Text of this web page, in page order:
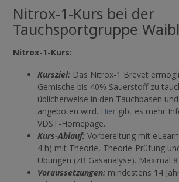
Nitrox-1-Kurs bei der
Tauchsportgruppe
Nitrox-1-Kurs:
Kursziel: Das Nitrox-1 Brevet
Gemische bis 40% Sauerstoff zu
üblicherweise in den Tauchbasen
angeboten wird. Hier gibt es mehr
VDST-Homepage.
Kurs-Ablauf: Vorbereitung mit
4 h) mit Theorie, Theorie-Prüfung
Übungen (zB Gasanalyse). Maximal
Voraussetzungen: mindestens 14